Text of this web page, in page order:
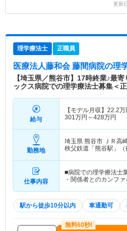
更新
理学療法士 正職員
医療法人藤和会 藤間病院の理
【埼玉県／熊谷市】17時終業♪最
ックス病院での理学療法士募集＜
給与
【モデル月収】 22.2万
301万円～428万円
勤務地
埼玉県 熊谷市 ＪＲ高
秩父鉄道「熊谷駅」（
仕事内容
■病院での理学療法士
・関係者とのカンフ
駅から徒歩10分以内 車通勤可